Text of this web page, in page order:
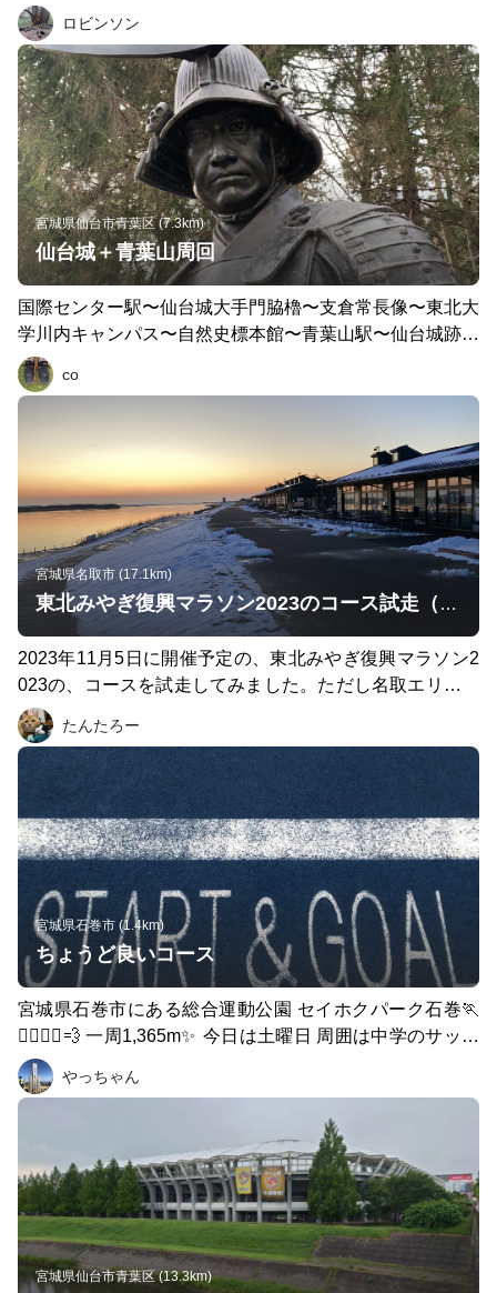
ロビンソン
宮城県仙台市青葉区 (7.3km)
仙台城＋青葉山周回
国際センター駅〜仙台城大手門脇櫓〜支倉常長像〜東北大
学川内キャンパス〜自然史標本館〜青葉山駅〜仙台城跡〜
伊達政宗公騎馬像(修復中)〜昭忠碑〜宮城護国神社〜魯迅
像〜伊達政宗公胸像〜長沼〜国際センター駅 雪がうっす
降は快調に下り。仙台城入り口までのスラロームは交通量
も多くちょっと注意。コースのハイライトと思っていた伊
達政宗公の騎馬像は足場に覆われて拝めず残念。2022年
にも大きな地震があったんですね。さらに下って胸像の政
宗公は拝謁できました。マップに出てきて気になったフリ
ーメイソン石も確認。道路の真ん中にあるのなぜでしょ
う。スタート地点の国際センター駅に戻ってゴール。
co
宮城県名取市 (17.1km)
東北みやぎ復興マラソン2023のコース試走（名取エリアのみ）
2023年11月5日に開催予定の、東北みやぎ復興マラソン2
023の、コースを試走してみました。ただし名取エリアの
み。 ↓大会公式HPより https://fukko-marathon.jp/news/201
900000247.html 今回試走したルートは… 閖上大橋→かわ
まちテラス→閖上港朝市→名取トレイルセンター→名取市
墓地公園→千年希望の丘→仙台空港→美田園駅→杜せきの
した駅→名取市文化会館（ゴール地点） ・このコース
で、手元の計測で約17km。つまり大会本番は、スタート
から約25kmで閖上大橋を通過することになりそう。 ・コ
ースは全体的にフラットな印象。ただし橋のアップダウン
が何ヶ所かある。 ・閖上港朝市から仙台空港あたりは田
んぼが多くのどかな風景。美田園まで来ると街が賑やかに
なります。 ・ゴール地点の名取市文化会館はそこまで敷
地が広くないのですが、ゴールテープがどこに張られるの
か？楽しみです✨ ・2011年の震災後から比較すると、復
興がかなり進んでいて、観光地としても楽しめるエリアに
なって来ていると思います。 僕がこのコースを試走した
ら走ることができました。 復興の様子を各地の方々に感
じて頂きたいので、ぜひ、東北みやぎ復興マラソンで走っ
てみて欲しいです😊
たんたろー
宮城県石巻市 (1.4km)
ちょうど良いコース
宮城県石巻市にある総合運動公園 セイホクパーク石巻🏃
🏃‍♂️🏃‍♀️💨 一周1,365m✨ 今日は土曜日 周囲は中学のサッカ
ーや野球の試合が行われていましたが人は疎ら🚶… 走る
にはちょうど良い🏃‍♂️💨
やっちゃん
宮城県仙台市青葉区 (13.3km)